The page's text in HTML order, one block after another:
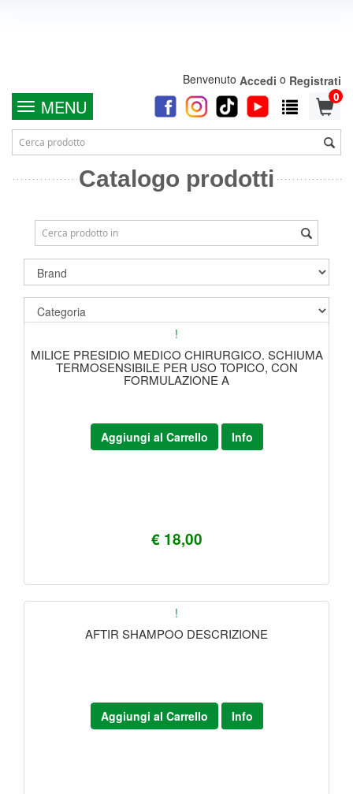
Benvenuto Accedi o Registrati
0
MENU
Catalogo prodotti
!
MILICE PRESIDIO MEDICO CHIRURGICO. SCHIUMA
TERMOSENSIBILE PER USO TOPICO, CON
FORMULAZIONE A
€ 18,00
Aggiungi al Carrello Info
!
AFTIR SHAMPOO DESCRIZIONE
Aggiungi al Carrello Info